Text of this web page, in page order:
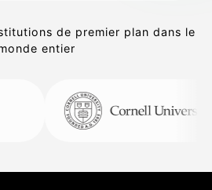
de premier plan dans le
entier